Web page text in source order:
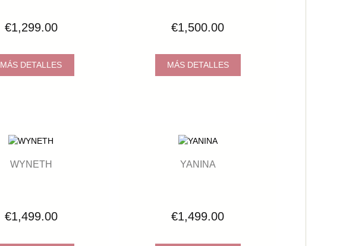
€1,299.00
MÁS DETALLES
€1,500.00
MÁS DETALLES
WYNETH
€1,499.00
YANINA
€1,499.00